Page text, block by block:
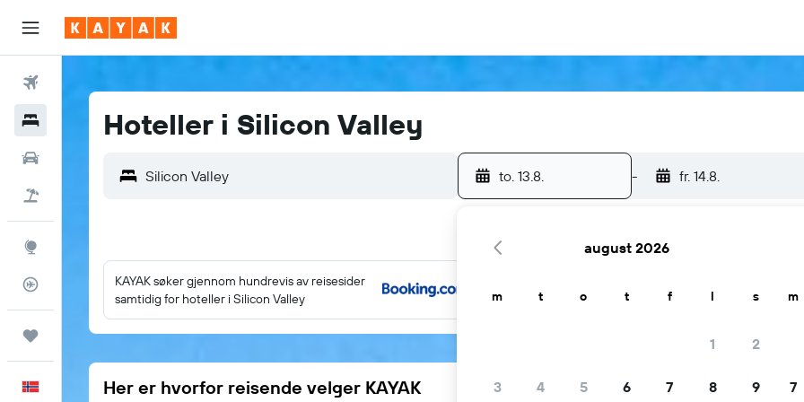
Hoteller
Reiser
Hoteller i Silicon Valley
to. 13.8. - fr. 14.8.
KAYAK søker gjennom hundrevis av reisesider
samtidig for hoteller i Silicon Valley
Her er hvorfor reisende velger KAYAK
august 2026
m t o t f l s
1 2
3 4 5 6 7 8 9
m
7